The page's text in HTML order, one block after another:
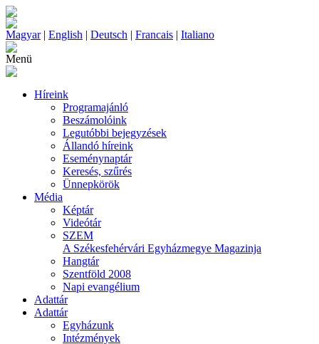
Magyar| English | Deutsch | Francais | Italiano
Menü
Híreink
Programajánló
Beszámolóink
Legutóbbi bejegyzések
Állandó híreink
Eseménynaptár
Keresés, szűrés
Ünnepkörök
Média
Képtár
Videótár
SZEM
A Székesfehérvári Egyházmegye Magazinja
Hangtár
Szentföld 2008
Napi evangélium
Adattár
Adattár
Egyházunk
Intézmények